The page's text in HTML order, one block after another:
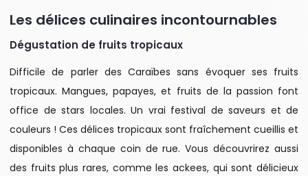
Les délices culinaires incontournables
Dégustation de fruits tropicaux
Difficile de parler des Caraïbes sans évoquer ses fruits
tropicaux. Mangues, papayes, et fruits de la passion font
office de stars locales. Un vrai festival de saveurs et de
couleurs ! Ces délices tropicaux sont fraîchement cueillis et
disponibles à chaque coin de rue. Vous découvrirez aussi
des fruits plus rares, comme les ackees, qui sont délicieux